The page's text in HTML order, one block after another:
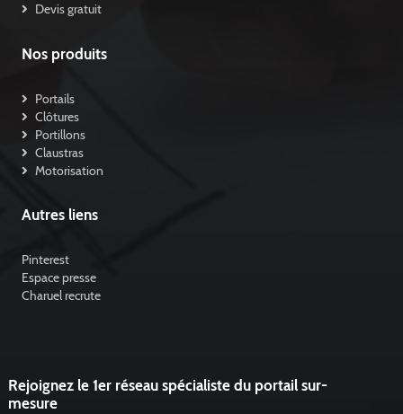
Devis gratuit
Nos produits
Portails
Clôtures
Portillons
Claustras
Motorisation
Autres liens
Pinterest
Espace presse
Charuel recrute
Rejoignez le 1er réseau spécialiste du portail sur-
mesure